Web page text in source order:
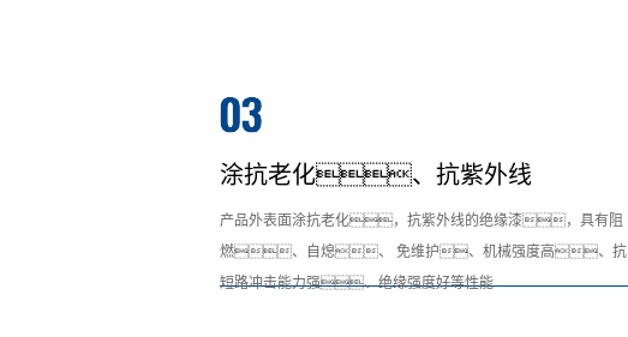
涂抗老化、抗紫外线
产品外表面涂抗老化，抗紫外线的绝缘漆，具有阻
燃、自熄、 免维护、机械强度高、抗
短路冲击能力强、绝缘强度好等性能